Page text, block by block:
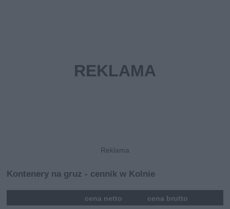
Kontenery na gruz - cennik w Kolnie
cena netto cena brutto